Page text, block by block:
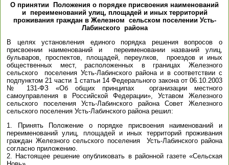
О принятии Положения о порядке присвоения наименований
и переименований улиц, площадей и иных территорий
проживания граждан в Железном сельском поселении Усть-
Лабинского района
В целях установления единого порядка решения вопросов о
присвоении наименований и переименовании названий улиц,
бульваров, проспектов, площадей, переулков, проездов и иных
общественных мест, расположенных в границах Железного
сельского поселения Усть-Лабинского района и в соответствии с
подпунктом 21 части 1 статьи 14 Федерального закона от 06.10.2003
№ 131-ФЗ «Об общих принципах организации местного
самоуправления в Российской Федерации», Уставом Железного
сельского поселения Усть-Лабинского района Совет Железного
сельского поселения Усть-Лабинского района решил:
1. Принять Положение о порядке присвоения наименований и
переименований улиц, площадей и иных территорий проживания
граждан Железного сельского поселения Усть-Лабинского района
согласно приложению.
2. Настоящее решение опубликовать в районной газете «Сельская